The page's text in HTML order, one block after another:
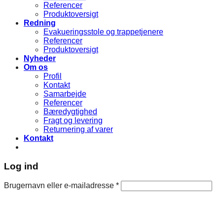
Referencer
Produktoversigt
Redning
Evakueringsstole og trappetjenere
Referencer
Produktoversigt
Nyheder
Om os
Profil
Kontakt
Samarbejde
Referencer
Bæredygtighed
Fragt og levering
Returnering af varer
Kontakt
Log ind
Brugernavn eller e-mailadresse *